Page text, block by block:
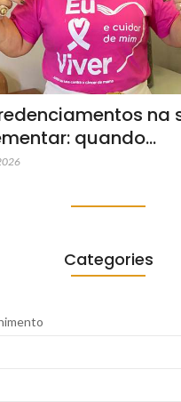
na
quando…
Categories